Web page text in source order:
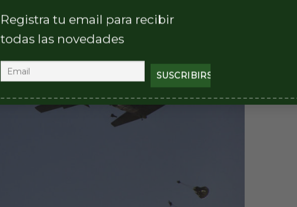
Registra tu email para recibir
todas las novedades